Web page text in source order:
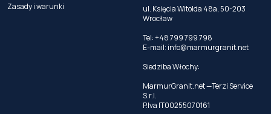
Zasady i warunki
ul. Księcia Witolda 48a, 50-203
Wrocław
Tel: +48 799 799 798
E-mail: info@marmurgranit.net
Siedziba Włochy:
MarmurGranit.net —Terzi Service
S.r.l.
P.Iva IT00255070161